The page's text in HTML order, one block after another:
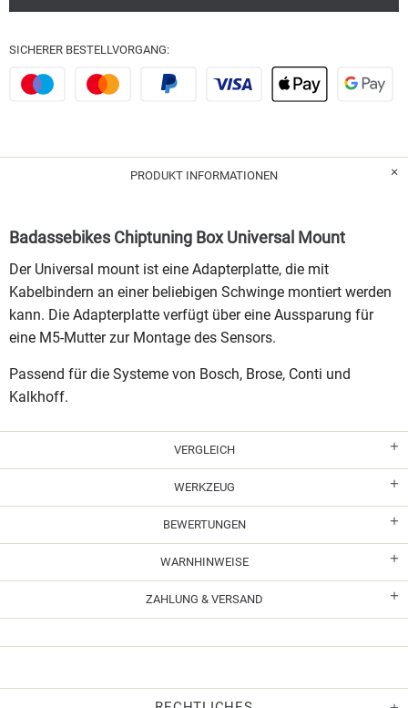
SICHERER BESTELLVORGANG:
PRODUKT INFORMATIONEN
Badassebikes Chiptuning Box Universal Mount
Der Universal mount ist eine Adapterplatte, die mit
Kabelbindern an einer beliebigen Schwinge montiert werden
kann. Die Adapterplatte verfügt über eine Aussparung für
eine M5-Mutter zur Montage des Sensors.
Passend für die Systeme von Bosch, Brose, Conti und
Kalkhoff.
VERGLEICH
WERKZEUG
BEWERTUNGEN
WARNHINWEISE
ZAHLUNG & VERSAND